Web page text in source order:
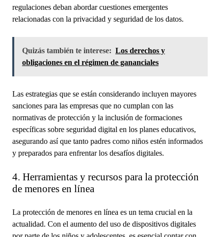
regulaciones deban abordar cuestiones emergentes
relacionadas con la privacidad y seguridad de los datos.
Quizás también te interese: Los derechos y
obligaciones en el régimen de gananciales
Las estrategias que se están considerando incluyen mayores
sanciones para las empresas que no cumplan con las
normativas de protección y la inclusión de formaciones
específicas sobre seguridad digital en los planes educativos,
asegurando así que tanto padres como niños estén informados
y preparados para enfrentar los desafíos digitales.
4. Herramientas y recursos para la protección
de menores en línea
La protección de menores en línea es un tema crucial en la
actualidad. Con el aumento del uso de dispositivos digitales